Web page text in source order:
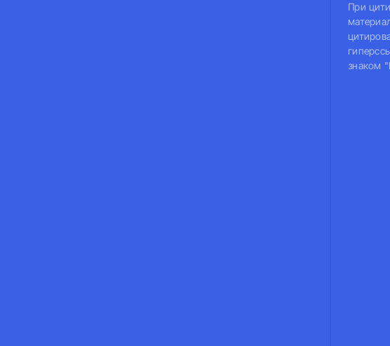
При
знаком